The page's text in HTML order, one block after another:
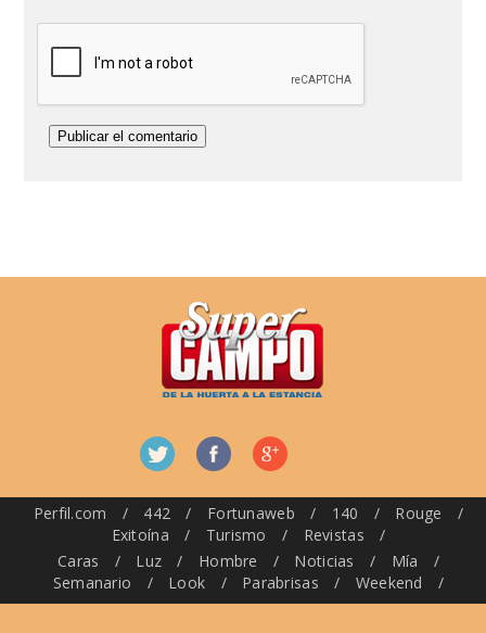
Perfil.com / 442 / Fortunaweb / 140 / Rouge
/
Exitoína
/ Turismo / Revistas
/
Caras
/ Luz / Hombre / Noticias / Mía
/
Semanario
/ Look / Parabrisas / Weekend /